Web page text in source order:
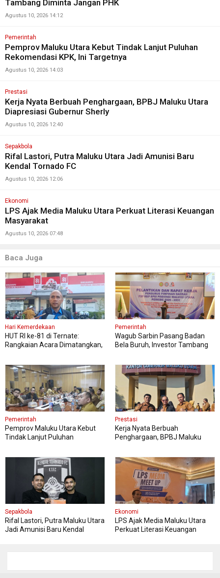
Tambang Diminta Jangan PHK
Agustus 10, 2026 14:12
Pemerintah
Pemprov Maluku Utara Kebut Tindak Lanjut Puluhan
Rekomendasi KPK, Ini Targetnya
Agustus 10, 2026 14:03
Prestasi
Kerja Nyata Berbuah Penghargaan, BPBJ Maluku Utara
Diapresiasi Gubernur Sherly
Agustus 10, 2026 12:40
Sepakbola
Rifal Lastori, Putra Maluku Utara Jadi Amunisi Baru
Kendal Tornado FC
Agustus 10, 2026 12:06
Ekonomi
LPS Ajak Media Maluku Utara Perkuat Literasi Keuangan
Masyarakat
Agustus 10, 2026 07:48
Baca Juga
Hari Kemerdekaan
HUT RI ke-81 di Ternate:
Rangkaian Acara Dimatangkan,
Pemerintah
Wagub Sarbin Pasang Badan
Bela Buruh, Investor Tambang
Pemerintah
Pemprov Maluku Utara Kebut
Tindak Lanjut Puluhan
Prestasi
Kerja Nyata Berbuah
Penghargaan, BPBJ Maluku
Sepakbola
Rifal Lastori, Putra Maluku Utara
Jadi Amunisi Baru Kendal
Ekonomi
LPS Ajak Media Maluku Utara
Perkuat Literasi Keuangan